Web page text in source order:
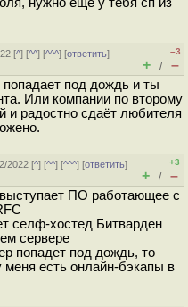
[^] [^^] [^^^] [ответить]
–3
+ / –
под дождь и ты
Или компании по второму
и радостно сдаёт любителя
2022 [^] [^^] [^^^] [ответить]
+3
+ / –
ПО работающее с
селф-хостед Битварден
сервере
попадет под дождь, то
меня есть онлайн-бэкапы в